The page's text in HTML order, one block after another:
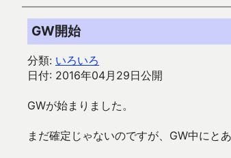
GW開始
分類: いろいろ
日付: 2016年04月29日公開
GWが始まりました。
まだ確定じゃないのですが、GW中にと